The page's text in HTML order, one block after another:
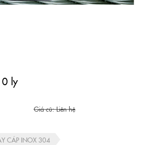
ly
Giá cũ: Liên hệ
CÁP INOX 304